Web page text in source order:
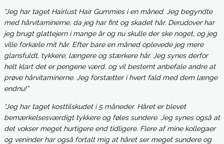
“Jeg har taget Hairlust Hair Gummies i en måned. Jeg begyndte
med hårvitaminerne, da jeg har fint og skadet hår. Derudover har
jeg brugt glattejern i mange år og nu skulle der ske noget, og jeg
ville forkæle mit hår. Efter bare en måned oplevede jeg mere
glansfuldt, tykkere, længere og stærkere hår. Jeg synes derfor
helt klart det er pengene værd, og vil bestemt anbefale andre at
prøve hårvitaminerne. Jeg forstætter i hvert fald med dem længe
endnu!”
“Jeg har taget kosttilskudet i 5 måneder. Håret er blevet
bemærkelsesværdigt tykkere og føles sundere. Jeg synes også at
det vokser meget hurtigere end tidligere. Flere af mine kollegaer
og veninder har også fortalt mig at håret ser meget sundere og